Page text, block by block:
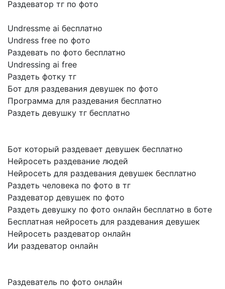
Раздеватор тг по фото
Undressme ai бесплатно
Undress free по фото
Раздевать по фото бесплатно
Undressing ai free
Раздеть фотку тг
Бот для раздевания девушек по фото
Программа для раздевания бесплатно
Раздеть девушку тг бесплатно
Бот который раздевает девушек бесплатно
Нейросеть раздевание людей
Нейросеть для раздевания девушек бесплатно
Раздеть человека по фото в тг
Раздеватор девушек по фото
Раздеть девушку по фото онлайн бесплатно в боте
Бесплатная нейросеть для раздевания девушек
Нейросеть раздеватор онлайн
Ии раздеватор онлайн
Раздеватель по фото онлайн